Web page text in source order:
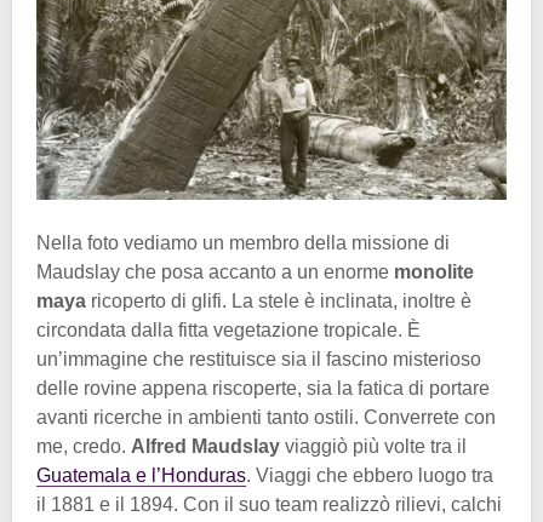
Nella foto vediamo un membro della missione di
Maudslay che posa accanto a un enorme monolite
maya ricoperto di glifi. La stele è inclinata, inoltre è
circondata dalla fitta vegetazione tropicale. È
un’immagine che restituisce sia il fascino misterioso
delle rovine appena riscoperte, sia la fatica di portare
avanti ricerche in ambienti tanto ostili. Converrete con
me, credo. Alfred Maudslay viaggiò più volte tra il
Guatemala e l’Honduras. Viaggi che ebbero luogo tra
il 1881 e il 1894. Con il suo team realizzò rilievi, calchi